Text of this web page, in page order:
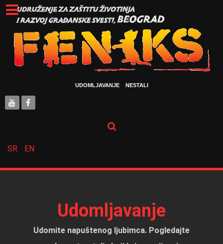
UDOMLJAVANJE NESTALI
SR EN
Udomljavanje
Udomite napuštenog ljubimca. Pogledajte